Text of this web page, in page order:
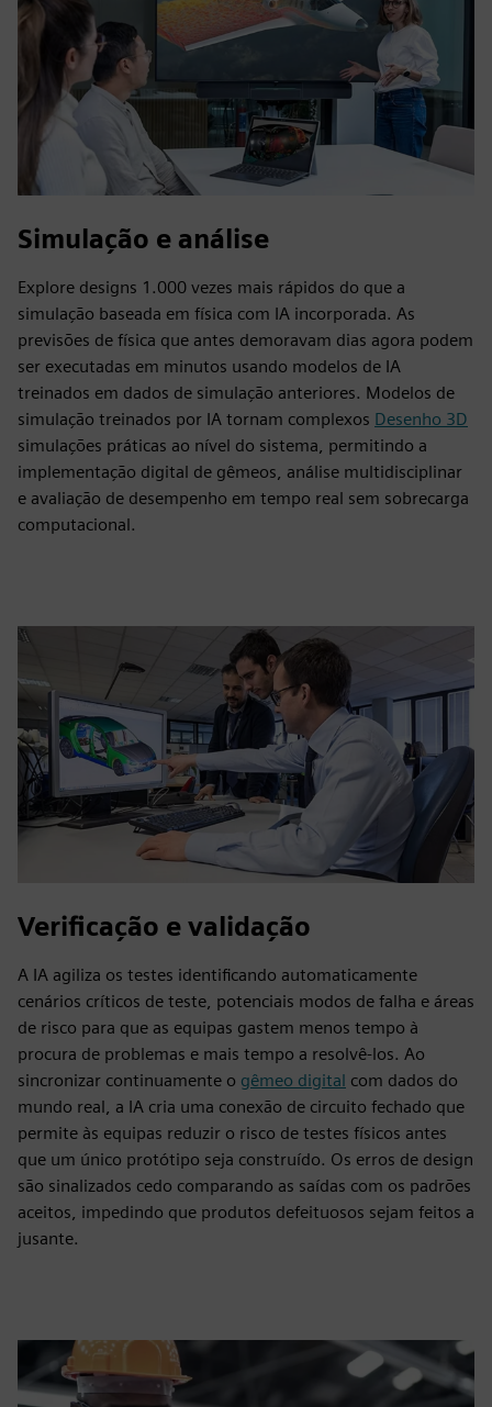
Simulação e análise
Explore designs 1.000 vezes mais rápidos do que a
simulação baseada em física com IA incorporada. As
previsões de física que antes demoravam dias agora podem
ser executadas em minutos usando modelos de IA
treinados em dados de simulação anteriores. Modelos de
simulação treinados por IA tornam complexos Desenho 3D
simulações práticas ao nível do sistema, permitindo a
implementação digital de gêmeos, análise multidisciplinar
e avaliação de desempenho em tempo real sem sobrecarga
computacional.
Verificação e validação
A IA agiliza os testes identificando automaticamente
cenários críticos de teste, potenciais modos de falha e áreas
de risco para que as equipas gastem menos tempo à
procura de problemas e mais tempo a resolvê-los. Ao
sincronizar continuamente o gêmeo digital com dados do
mundo real, a IA cria uma conexão de circuito fechado que
permite às equipas reduzir o risco de testes físicos antes
que um único protótipo seja construído. Os erros de design
são sinalizados cedo comparando as saídas com os padrões
aceitos, impedindo que produtos defeituosos sejam feitos a
jusante.